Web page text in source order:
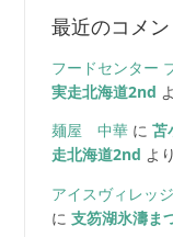
最近のコメン
フードセンター
実走北海道2nd
麺屋 中華に 苫
走北海道2nd より
アイスヴィレ
に 支笏湖氷濤ま